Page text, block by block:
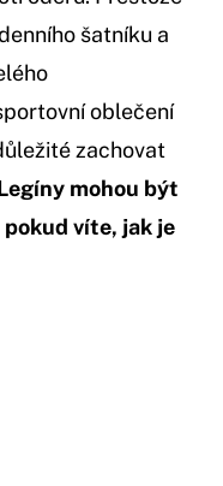
šatníku a
oblečení
zachovat
mohou být
víte, jak je